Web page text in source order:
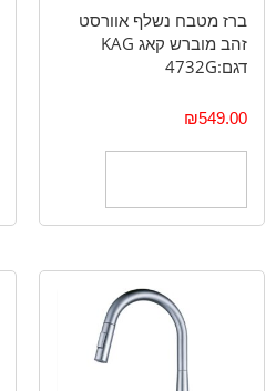
ברז מטבח נשלף אוורסט
זהב מוברש קאג KAG
דגם:4732G
₪549.00